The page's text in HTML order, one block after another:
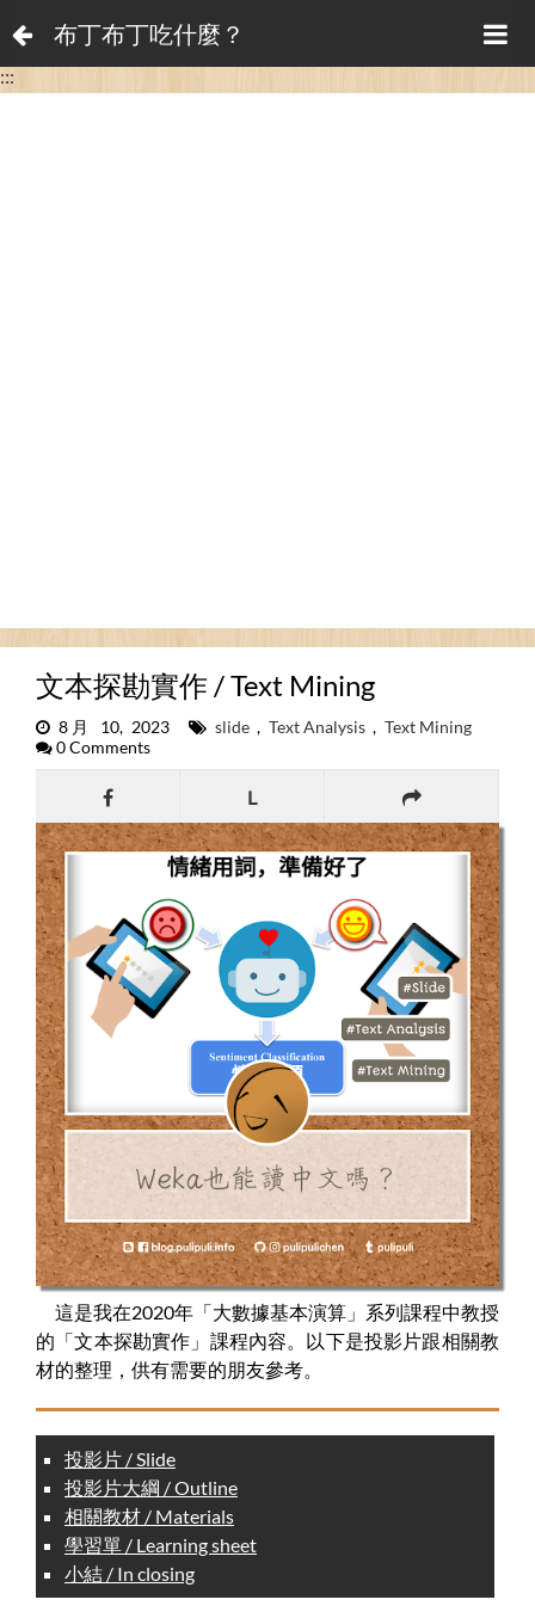
布丁布丁吃什麼？
:::
文本探勘實作 / Text Mining
8月 10, 2023 slide, Text Analysis, Text Mining
0 Comments
L
這是我在2020年「大數據基本演算」系列課程中教授
的「文本探勘實作」課程內容。以下是投影片跟相關教
材的整理，供有需要的朋友參考。
投影片 / Slide
投影片大綱 / Outline
相關教材 / Materials
學習單 / Learning sheet
小結 / In closing